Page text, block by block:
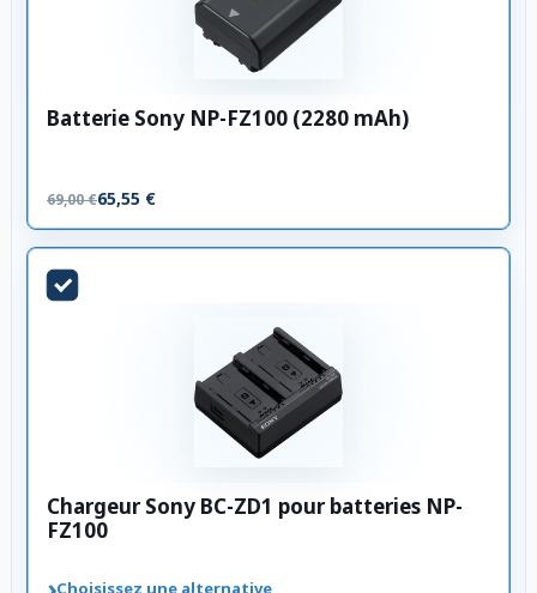
Batterie Sony NP-FZ100 (2280 mAh)
69,00 €65,55 €
Chargeur Sony BC-ZD1 pour batteries NP-
FZ100
Choisissez une alternative